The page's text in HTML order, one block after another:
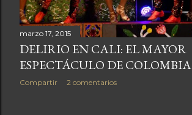
marzo 17, 2015
DELIRIO EN CALI: EL MAYOR
ESPECTÁCULO DE COLOMBIA
Compartir 2 comentarios